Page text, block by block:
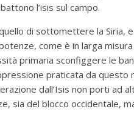
l’isis sul campo.
di sottomettere la Siria,
come è in larga misura
primaria sconfiggere le
praticata da
dall’Isis non porti ad
sia del blocco occidentale,